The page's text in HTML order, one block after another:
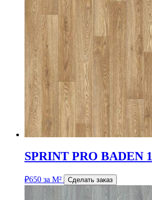
SPRINT PRO BADEN 1
₽650 за М² Сделать заказ